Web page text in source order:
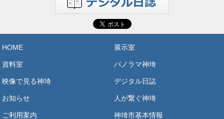
HOME 展示室
資料室 パノラマ神埼
映像で見る神埼 デジタル日誌
お知らせ 人が繋ぐ神埼
ご利用案内 神埼市基本情報